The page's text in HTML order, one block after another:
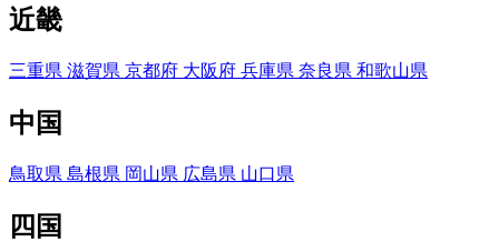
近畿
三重県 滋賀県 京都府 大阪府 兵庫県 奈良県 和歌山県
中国
鳥取県 島根県 岡山県 広島県 山口県
四国